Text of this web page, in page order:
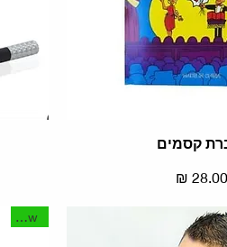
מהירה
קסמים
מחיר
New